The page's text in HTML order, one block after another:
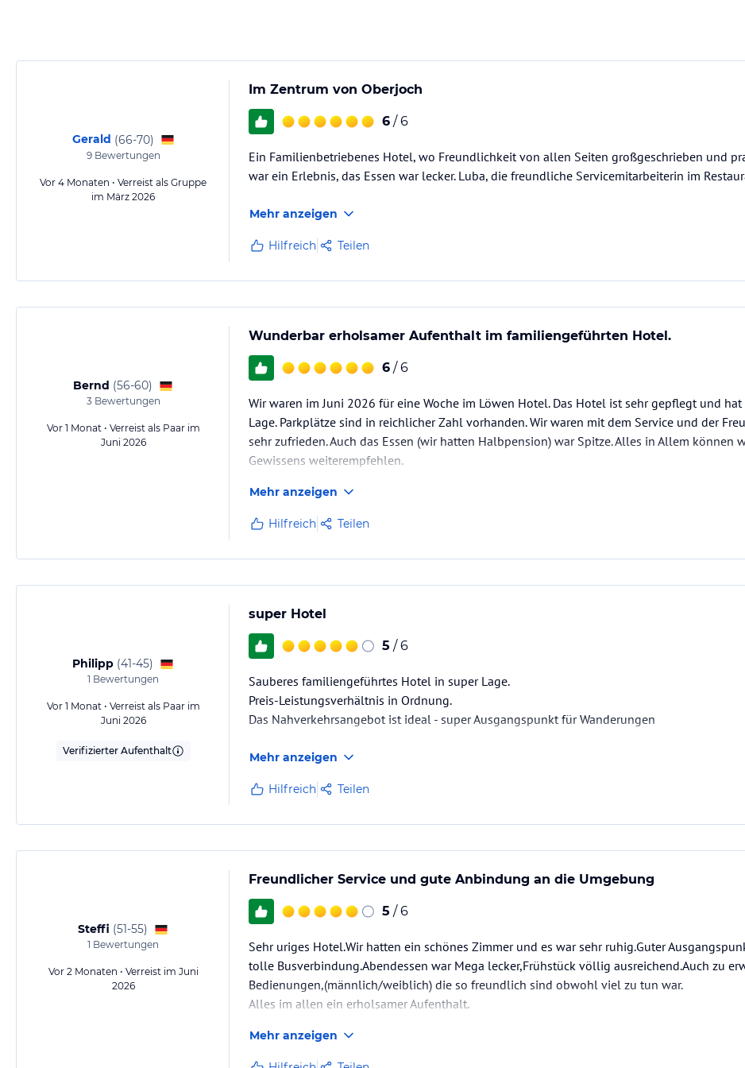
Gewähr und ohne Prüfung durch HolidayCheck. Bitte lies vor der Buchung die verbindlichen Angebotsdetailsdes
Gerald (66-70)
9Bewertungen
Vor 4 Monaten • Verreist als Gruppe
im März 2026
Im Zentrum von Oberjoch
6 / 6
Ein Familienbetriebenes Hotel, wo Freundlichkeit von allen Seiten großgeschrieben und
war ein Erlebnis, das Essen war lecker. Luba, die freundliche Servicemitarbeiterin im
Mehr anzeigen
Hilfreich Teilen
Bernd (56-60)
3Bewertungen
Vor 1 Monat • Verreist als Paar im
Juni 2026
Wunderbar erholsamer Aufenthalt im familiengeführten Hotel.
6 / 6
Wir waren im Juni 2026 für eine Woche im Löwen Hotel. Das Hotel ist sehr gepflegt und
Lage. Parkplätze sind in reichlicher Zahl vorhanden. Wir waren mit dem Service und der
sehr zufrieden. Auch das Essen (wir hatten Halbpension) war Spitze. Alles in Allem können
Gewissens weiterempfehlen.
Mehr anzeigen
Hilfreich Teilen
Philipp (41-45)
1 Bewertungen
Vor 1 Monat • Verreist als Paar im
Juni 2026
Verifizierter Aufenthalt
super Hotel
5 / 6
Sauberes familiengeführtes Hotel in super Lage.
Preis-Leistungsverhältnis in Ordnung.
Das Nahverkehrsangebot ist ideal - super Ausgangspunkt für Wanderungen
Mehr anzeigen
Hilfreich Teilen
Steffi (51-55)
1 Bewertungen
Vor 2 Monaten • Verreist im Juni
2026
Freundlicher Service und gute Anbindung an die Umgebung
5 / 6
Sehr uriges Hotel.Wir hatten ein schönes Zimmer und es war sehr ruhig.Guter
tolle Busverbindung.Abendessen war Mega lecker,Frühstück völlig ausreichend.Auch zu
Bedienungen,(männlich/weiblich) die so freundlich sind obwohl viel zu tun war.
Alles im allen ein erholsamer Aufenthalt.
Mehr anzeigen